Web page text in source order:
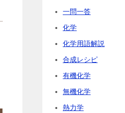
一問一答
化学
化学用語解説
合成レシピ
有機化学
無機化学
熱力学